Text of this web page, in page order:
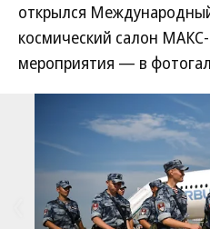
открылся
космический салон
мероприятия — в